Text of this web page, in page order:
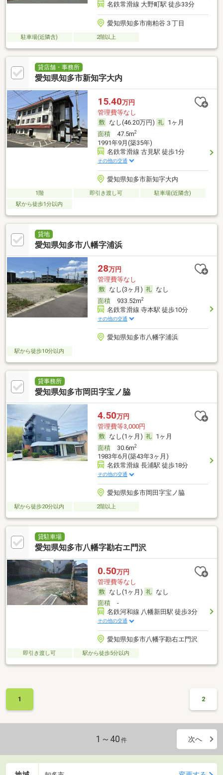
名鉄常滑線 大野町駅 徒歩33分
愛知県知多市南粕谷３丁目
駐車場(近隣含) 2階以上
貸店舗・事務所
愛知県知多市新知字大内
15.40万円
管理費等なし
なし(46.20万円)
1ヶ月
面積47.5m2
1991年9月(築35年)
名鉄常滑線 古見駅 徒歩1分
その他の交通
愛知県知多市新知字大内
1階 即引き渡し可
駐車場(近隣含)
駅から徒歩1分以内
貸地
愛知県知多市八幡字浦浜
28万円
管理費等なし
なし(3ヶ月)
なし
面積933.52m2
名鉄常滑線 寺本駅 徒歩10分
その他の交通
愛知県知多市八幡字浦浜
駅から徒歩10分以内
貸事務所
愛知県知多市岡田字宝ノ脇
4.50万円
管理費等3,000円
なし(1ヶ月)
1ヶ月
面積30.6m2
1983年6月(築43年3ヶ月)
名鉄常滑線 長浦駅 徒歩18分
その他の交通
愛知県知多市岡田字宝ノ脇
駅から徒歩20分以内 2階以上
貸駐車場
愛知県知多市八幡字勘右エ門沢
0.50万円
管理費等なし
なし(1ヶ月)
なし
面積-
名鉄河和線 八幡新田駅 徒歩3分
その他の交通
愛知県知多市八幡字勘右エ門沢
即引き渡し可 駅から徒歩5分以内
1 2
1～40 件 次へ